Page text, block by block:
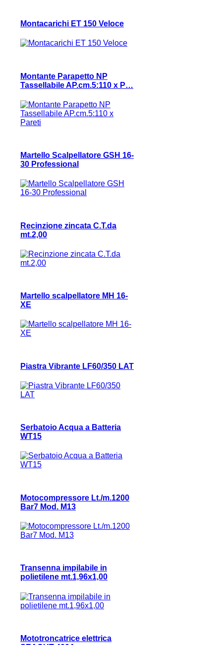
Montacarichi ET 150 Veloce
Montante Parapetto NP
Tassellabile AP.cm.5:110 x P…
Martello Scalpellatore GSH 16-
30 Professional
Recinzione zincata C.T.da
mt.2,00
Martello scalpellatore MH 16-
XE
Piastra Vibrante LF60/350 LAT
Serbatoio Acqua a Batteria
WT15
Motocompressore Lt./m.1200
Bar7 Mod. M13
Transenna impilabile in
polietilene mt.1,96x1,00
Mototroncatrice elettrica